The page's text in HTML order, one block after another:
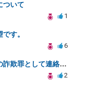
ついて
1
す。
6
警察から口座作りの詐欺罪として連絡が来ました。
2